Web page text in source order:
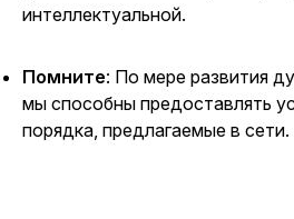
интеллектуальной.
Помните: По мере развития
мы способны предоставлять
порядка, предлагаемые в сети.